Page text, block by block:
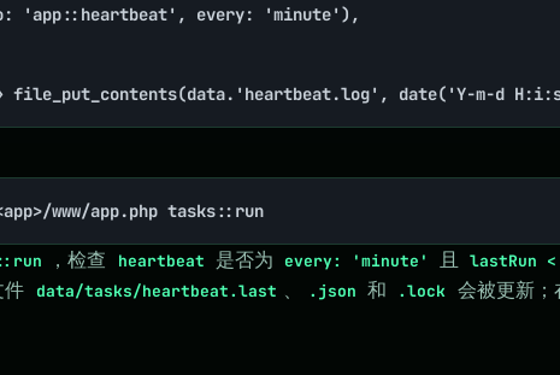
file_put_contents(data.'heartbeat.log', date('Y-m-d
www/app.php tasks::run
，检查 heartbeat 是否为 every: 'minute' 且 lastRun <
件 data/tasks/heartbeat.last .json 和 .lock 会被更新；